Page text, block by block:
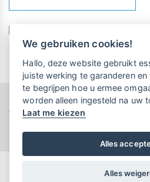
🇪🇺 🇧🇪
Copyright All Rights Reserved ©
WebDesign
Privacy & Cookies
Locations
We gebruiken cookies!
Hallo, deze website gebruikt
juiste werking te garanderen
te begrijpen hoe u ermee
worden alleen ingesteld na uw
Laat me kiezen
Alles
Alles
Vrijblijvende kennismaking?Boek
een persoonlijke demo.
Maandelijks gratis opleidingen
voor UP-TO-DATE Klanten: